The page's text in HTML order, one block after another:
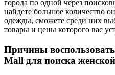
города по одной через
найдете большое количество
одежды, сможете среди них
товары и цены которого вас
Причины
Mall для поиска